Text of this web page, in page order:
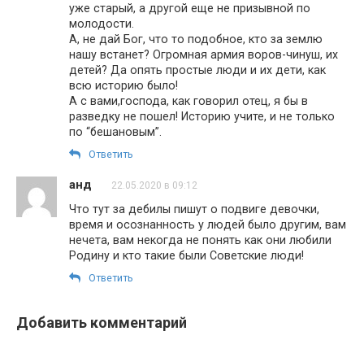
уже старый, а другой еще не призывной по
молодости.
А, не дай Бог, что то подобное, кто за землю
нашу встанет? Огромная армия воров-чинуш, их
детей? Да опять простые люди и их дети, как
всю историю было!
А с вами,господа, как говорил отец, я бы в
разведку не пошел! Историю учите, и не только
по “бешановым”.
Ответить
анд 22.05.2020 в 09:12
Что тут за дебилы пишут о подвиге девочки,
время и осознанность у людей было другим, вам
нечета, вам некогда не понять как они любили
Родину и кто такие были Советские люди!
Ответить
Добавить комментарий